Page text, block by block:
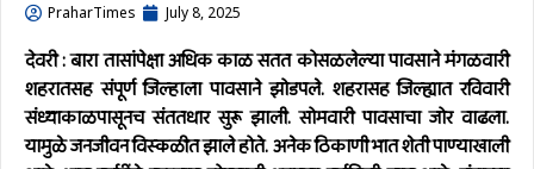
PraharTimes July 8, 2025
देवरी : बारा तासांपेक्षा अधिक काळ सतत कोसळलेल्या पावसाने मंगळवारी
शहरातसह संपूर्ण जिल्हाला पावसाने झोडपले. शहरासह जिल्ह्यात रविवारी
संध्याकाळपासूनच संततधार सुरू झाली. सोमवारी पावसाचा जोर वाढला.
यामुळे जनजीवन विस्कळीत झाले होते. अनेक ठिकाणी भात शेती पाण्याखाली